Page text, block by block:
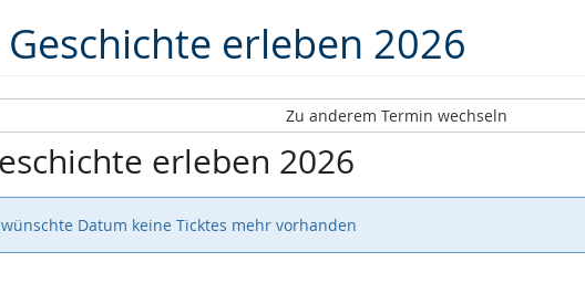
erleben 2026
Zu anderem Termin wechseln
erleben 2026
Datum keine Ticktes mehr vorhanden